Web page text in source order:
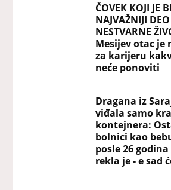
ČOVEK KOJI JE
NAJVAŽNIJI
NESTVARNE
Mesijev otac je
za karijeru
neće ponoviti
Dragana iz
viđala samo
kontejnera:
bolnici kao
posle 26
rekla je - e sad